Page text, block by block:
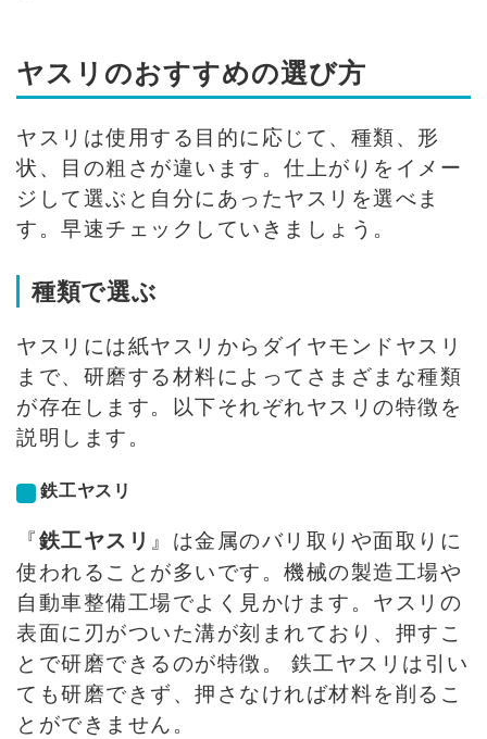
ヤスリのおすすめの選び方
ヤスリは使用する目的に応じて、種類、形
状、目の粗さが違います。仕上がりをイメー
ジして選ぶと自分にあったヤスリを選べま
す。早速チェックしていきましょう。
種類で選ぶ
ヤスリには紙ヤスリからダイヤモンドヤスリ
まで、研磨する材料によってさまざまな種類
が存在します。以下それぞれヤスリの特徴を
説明します。
鉄工ヤスリ
『鉄工ヤスリ 』は金属のバリ取りや面取りに
使われることが多いです。機械の製造工場や
自動車整備工場でよく見かけます。ヤスリの
表面に刃がついた溝が刻まれており、押すこ
とで研磨できるのが特徴。 鉄工ヤスリは引い
ても研磨できず、押さなければ材料を削るこ
とができません。